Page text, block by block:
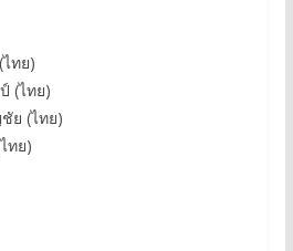
ทย)
(ไทย)
ย (ไทย)
ทย)